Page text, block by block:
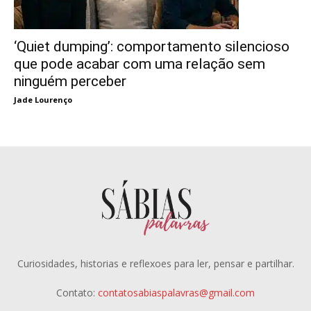
‘Quiet dumping’: comportamento silencioso
que pode acabar com uma relação sem
ninguém perceber
Jade Lourenço
Curiosidades, historias e reflexoes para ler, pensar e partilhar.
Contato: contatosabiaspalavras@gmail.com